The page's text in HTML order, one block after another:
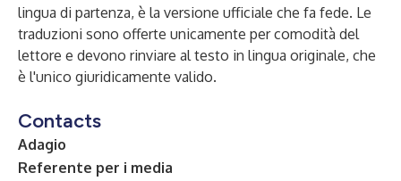
lingua di partenza, è la versione ufficiale che fa fede. Le
traduzioni sono offerte unicamente per comodità del
lettore e devono rinviare al testo in lingua originale, che
è l'unico giuridicamente valido.
Contacts
Adagio
Referente per i media